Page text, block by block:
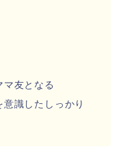
友となる
識したしっかり